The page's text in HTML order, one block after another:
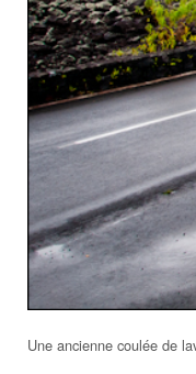
Une ancienne coulée de